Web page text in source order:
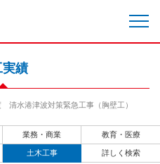
実績
清水港津波対策緊急工事（胸壁工）
業務・商業 教育・医療
土木工事 詳しく検索